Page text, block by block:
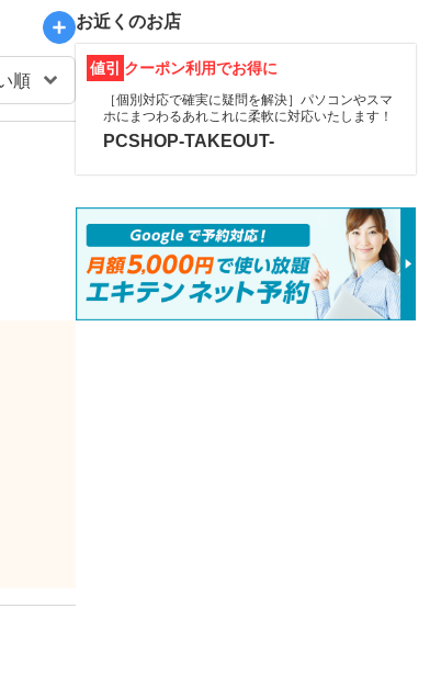
お近くのお店
値引 クーポン利用でお得に
［個別対応で確実に疑問を解決］パソコンやスマ
ホにまつわるあれこれに柔軟に対応いたします！
PCSHOP-TAKEOUT-